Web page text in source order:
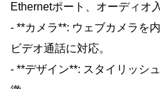
Ethernetポート、オーディオ
- **カメラ**: ウェブカメラを
ビデオ通話に対応。
- **デザイン**: スタイリッシ